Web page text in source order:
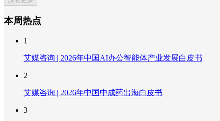
本周热点
1
艾媒咨询 | 2026年中国AI办公智能体产业发展白皮书
2
艾媒咨询 | 2026年中国中成药出海白皮书
3